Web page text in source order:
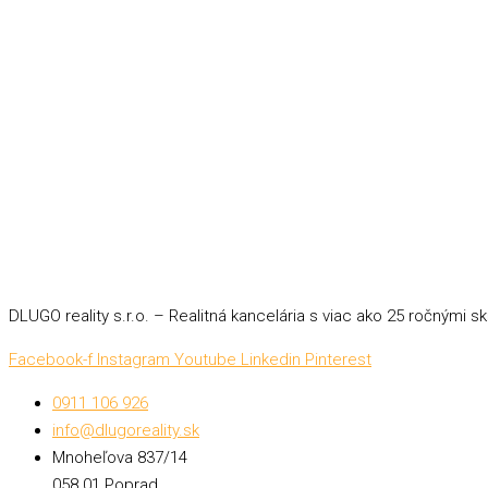
DLUGO reality s.r.o. – Realitná kancelária s viac ako 25 ročnými
Facebook-f Instagram Youtube Linkedin Pinterest
0911 106 926
info@dlugoreality.sk
Mnoheľova 837/14